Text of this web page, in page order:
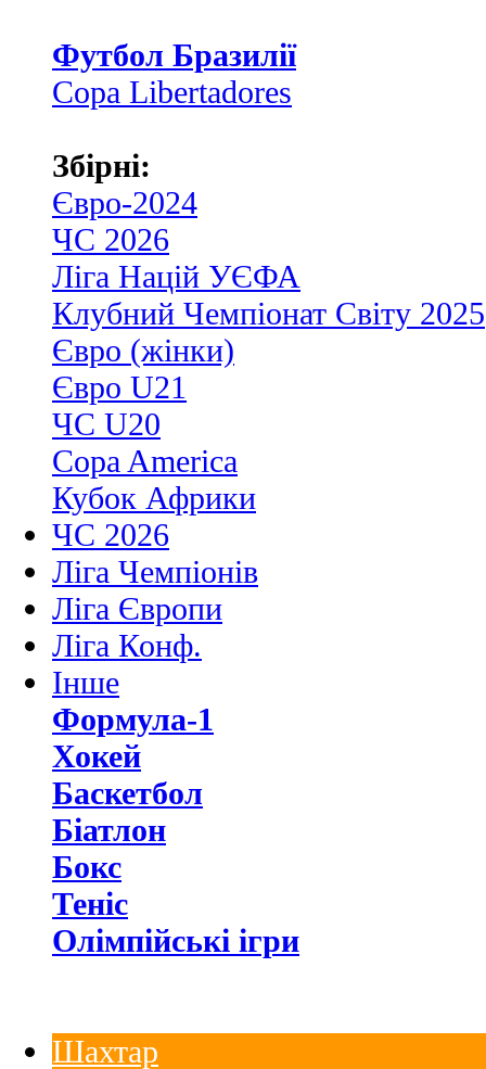
Футбол Бразилії
Copa Libertadores
Збірні:
Євро-2024
ЧС 2026
Ліга Націй УЄФА
Клубний Чемпіонат Світу 2025
Євро (жінки)
Євро U21
ЧС U20
Copa America
Кубок Африки
ЧС 2026
Ліга Чемпіонів
Ліга Європи
Ліга Конф.
Інше
Формула-1
Хокей
Баскетбол
Біатлон
Бокс
Теніс
Олімпійські ігри
Шахтар